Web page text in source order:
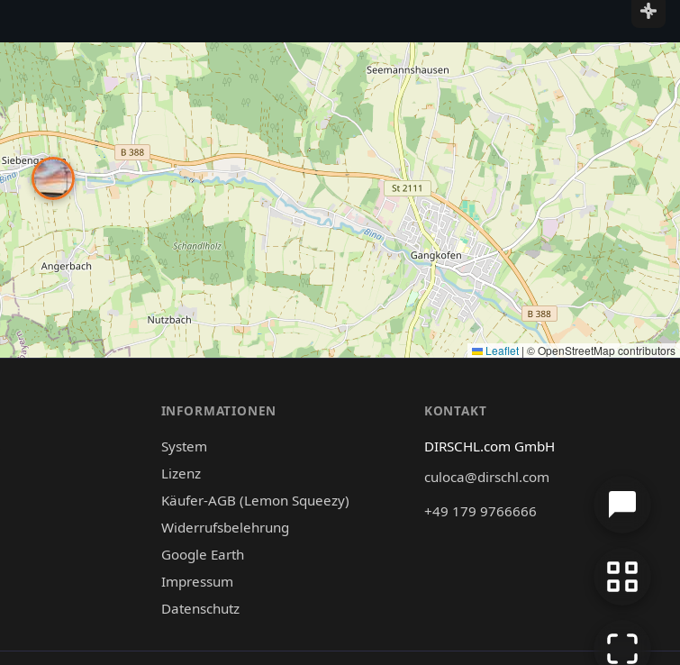
Leaflet | © OpenStreetMap contributors
INFORMATIONEN
System
Lizenz
Käufer-AGB (Lemon Squeezy)
Widerrufsbelehrung
Google Earth
Impressum
Datenschutz
KONTAKT
DIRSCHL.com GmbH
culoca@dirschl.com
+49 179 9766666